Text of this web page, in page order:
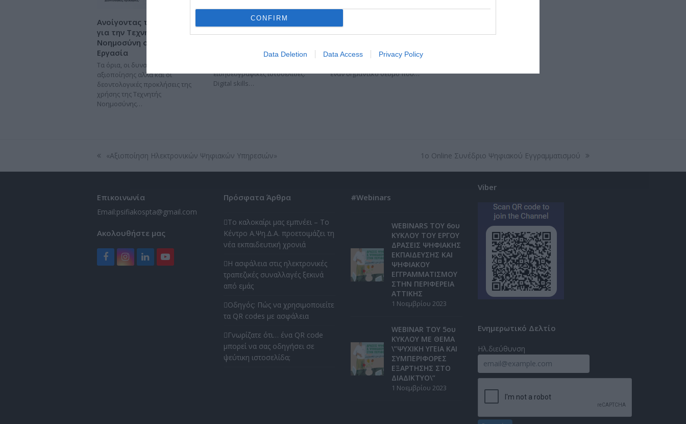
CONFIRM
Data Deletion Data Access Privacy Policy
Ανοίγοντας τη συζήτηση
για την Τεχνητή
Νοημοσύνη στην Κοινωνική
Εργασία
Τα όρια, οι δυνατότητες
αξιοποίησης αλλά και οι
δεοντολογικές προκλήσεις της
χρήσης της Τεχνητής
Νοημοσύνης…
Το έργο μας στον Τύπο και
τους Φορείς
του προγράμματος σε
ειδησεογραφικές ιστοσελίδες.
Digital skills…
EduTech Summit
Δεξιοτήτων Αττικής συμμετείχε
έναν σημαντικό θεσμό που…
previous
post:
«Αξιοποίηση Ηλεκτρονικών Ψηφιακών Υπηρεσιών»
next
post:
1o Online Συνέδριο Ψηφιακού Εγγραμματισμού
Επικοινωνία
Email:psifiakospta@gmail.com
Ακολουθήστε μας
Facebook
Instagram
LinkedInYouTube
Πρόσφατα Άρθρα
Το καλοκαίρι μας εμπνέει – Το
Κέντρο Α.Ψη.Δ.Α. προετοιμάζει τη
νέα εκπαιδευτική χρονιά
Η ασφάλεια στις ηλεκτρονικές
τραπεζικές συναλλαγές ξεκινά
από εμάς
Οδηγός: Πώς να χρησιμοποιείτε
τα QR codes με ασφάλεια
Γνωρίζατε ότι… ένα QR code
μπορεί να σας οδηγήσει σε
ψεύτικη ιστοσελίδα;
#Webinars
WEBINARS ΤΟΥ 6ου
ΚΥΚΛΟΥ ΤΟΥ ΕΡΓΟΥ
ΔΡΑΣΕΙΣ ΨΗΦΙΑΚΗΣ
ΕΚΠΑΙΔΕΥΣΗΣ ΚΑΙ
ΨΗΦΙΑΚΟΥ
ΕΓΓΡΑΜΜΑΤΙΣΜΟΥ
ΣΤΗΝ ΠΕΡΙΦΕΡΕΙΑ
ΑΤΤΙΚΗΣ
1 Νοεμβρίου 2023
WEBINAR ΤΟΥ 5ου
ΚΥΚΛΟΥ ΜΕ ΘΕΜΑ
\”ΨΥΧΙΚΗ ΥΓΕΙΑ ΚΑΙ
ΣΥΜΠΕΡΙΦΟΡΕΣ
ΕΞΑΡΤΗΣΗΣ ΣΤΟ
ΔΙΑΔΙΚΤΥΟ\”
1 Νοεμβρίου 2023
Viber
Ενημερωτικό Δελτίο
Ηλ.διεύθυνση